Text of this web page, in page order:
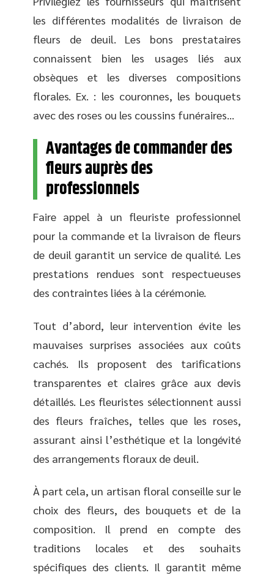
les différentes modalités de livraison de
fleurs de deuil. Les bons prestataires
connaissent bien les usages liés aux
obsèques et les diverses compositions
florales. Ex. : les couronnes, les bouquets
avec des roses ou les coussins funéraires…
Avantages de commander des
fleurs auprès des
professionnels
Faire appel à un fleuriste professionnel
pour la commande et la livraison de fleurs
de deuil garantit un service de qualité. Les
prestations rendues sont respectueuses
des contraintes liées à la cérémonie.
Tout d’abord, leur intervention évite les
mauvaises surprises associées aux coûts
cachés. Ils proposent des tarifications
transparentes et claires grâce aux devis
détaillés. Les fleuristes sélectionnent aussi
des fleurs fraîches, telles que les roses,
assurant ainsi l’esthétique et la longévité
des arrangements floraux de deuil.
À part cela, un artisan floral conseille sur le
choix des fleurs, des bouquets et de la
composition. Il prend en compte des
traditions locales et des souhaits
spécifiques des clients. Il garantit même